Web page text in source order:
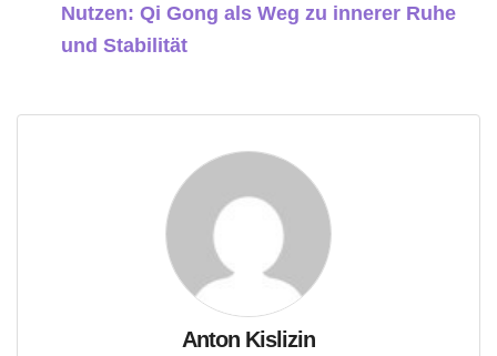
Nutzen: Qi Gong als Weg zu innerer Ruhe
und Stabilität
Anton Kislizin